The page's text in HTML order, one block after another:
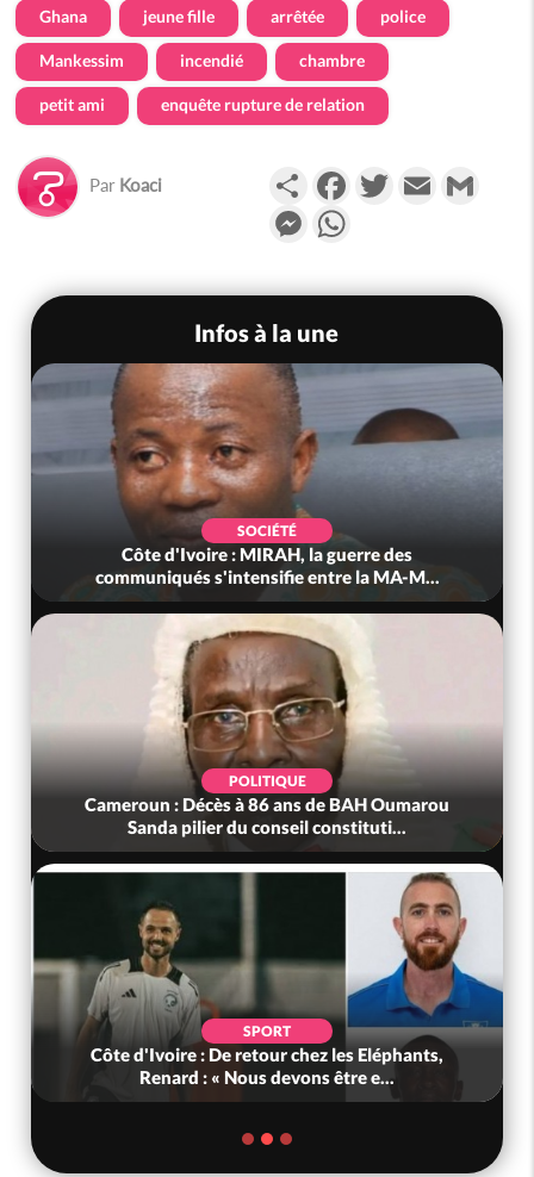
Ghana jeune fille arrêtée police
Mankessim incendié chambre
petit ami enquête rupture de relation
Par Koaci PartagerFacebookTwitterEmail
Messenger
Infos à la une
SOCIÉTÉ
Côte d'Ivoire : MIRAH, la guerre des
communiqués s'intensifie entre la MA-M...
POLITIQUE
Cameroun : Décès à 86 ans de BAH Oumarou
Sanda pilier du conseil constituti...
SPORT
Côte d'Ivoire : De retour chez les Eléphants,
Renard : « Nous devons être e...